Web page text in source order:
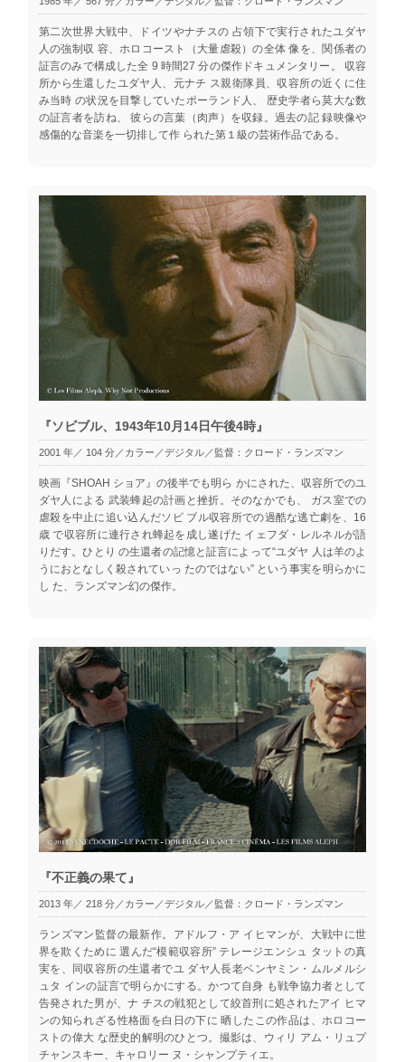
第二次世界大戦中、ドイツやナチスの 占領下で実行されたユダヤ
人の強制収 容、ホロコースト（大量虐殺）の全体 像を、関係者の
証言のみで構成した全 9 時間27 分の傑作ドキュメンタリー。 収容
所から生還したユダヤ人、元ナチ ス親衛隊員、収容所の近くに住
み当時 の状況を目撃していたポーランド人、 歴史学者ら莫大な数
の証言者を訪ね、 彼らの言葉（肉声）を収録。過去の記 録映像や
感傷的な音楽を一切排して作 られた第１級の芸術作品である。
『ソビブル、1943年10月14日午後4時』
2001 年／ 104 分／カラー／デジタル／監督：クロード・ランズマン
映画『SHOAH ショア』の後半でも明ら かにされた、収容所でのユ
ダヤ人による 武装蜂起の計画と挫折。そのなかでも、 ガス室での
虐殺を中止に追い込んだソビ ブル収容所での過酷な逃亡劇を、16
歳 で収容所に連行され蜂起を成し遂げた イェフダ・レルネルが語
りだす。ひとり の生還者の記憶と証言によって“ユダヤ 人は羊のよ
うにおとなしく殺されていっ たのではない” という事実を明らかに
し た、ランズマン幻の傑作。
『不正義の果て』
2013 年／ 218 分／カラー／デジタル／監督：クロード・ランズマン
ランズマン監督の最新作。アドルフ・ア イヒマンが、大戦中に世
界を欺くために 選んだ“模範収容所” テレージエンシュ タットの真
実を、同収容所の生還者でユ ダヤ人長老ベンヤミン・ムルメルシ
ュタ インの証言で明らかにする。かつて自身 も戦争協力者として
告発された男が、ナ チスの戦犯として絞首刑に処されたアイ ヒマ
ンの知られざる性格面を白日の下に 晒したこの作品は、ホロコー
ストの偉大 な歴史的解明のひとつ。撮影は、ウィリ アム・リュプ
チャンスキー、キャロリー ヌ・シャンプティエ。